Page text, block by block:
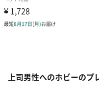
上司男性へのホビーの